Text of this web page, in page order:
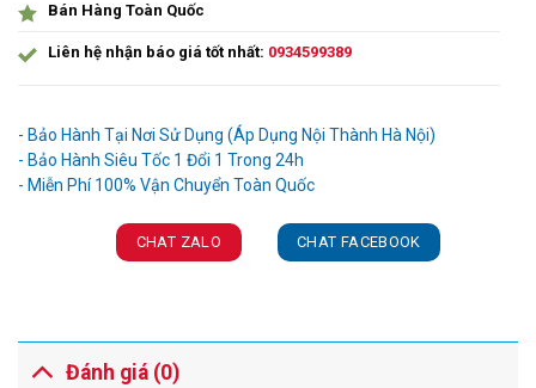
Bán Hàng Toàn Quốc
Liên hệ nhận báo giá tốt nhất: 0934599389
- Bảo Hành Tại Nơi Sử Dụng (Áp Dụng Nội Thành Hà Nội)
- Bảo Hành Siêu Tốc 1 Đổi 1 Trong 24h
CHAT ZALO CHAT FACEBOOK
Đánh giá (0)